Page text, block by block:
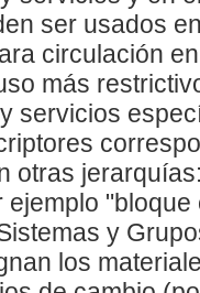
ser usados
circulación
más
servicios
otras
y
los